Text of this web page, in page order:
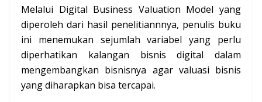
Melalui Digital Business Valuation Model yang
diperoleh dari hasil penelitiannnya, penulis buku
ini menemukan sejumlah variabel yang perlu
diperhatikan kalangan bisnis digital dalam
mengembangkan bisnisnya agar valuasi bisnis
yang diharapkan bisa tercapai.